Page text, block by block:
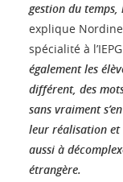
gestion du temps,
explique
spécialité à
également les
différent, des
sans vraiment
leur réalisation et
aussi à
étrangère.